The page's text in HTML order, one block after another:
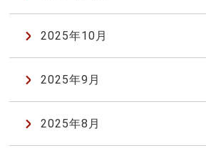
2025年10月
2025年9月
2025年8月